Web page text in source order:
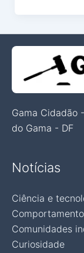
Gama Cidadão
do Gama - DF
Notícias
Ciência e
Comportamento
Comunidades
Curiosidade